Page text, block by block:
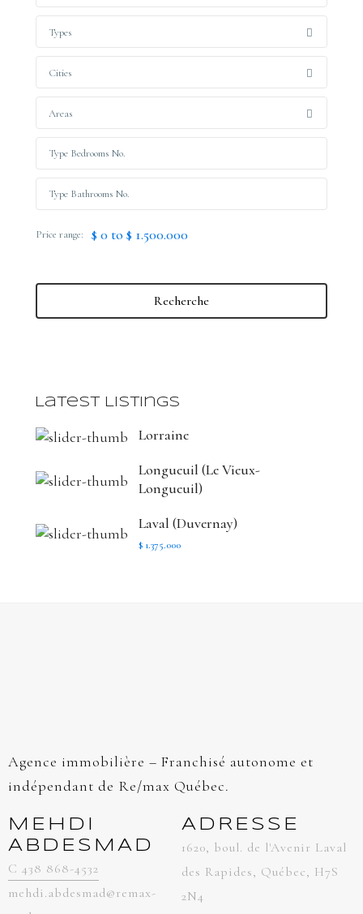
Types
Cities
Areas
Price range: $ 0 to $ 1.500.000
Recherche
Latest Listings
Lorraine
Longueuil (Le Vieux-
Longueuil)
Laval (Duvernay)
$ 1.375.000
Agence immobilière – Franchisé autonome et
indépendant de Re/max Québec.
MEHDI
ABDESMAD
C 438 868-4532
mehdi.abdesmad@remax-
ADRESSE
1620, boul. de l'Avenir Laval
des Rapides, Québec, H7S
2N4